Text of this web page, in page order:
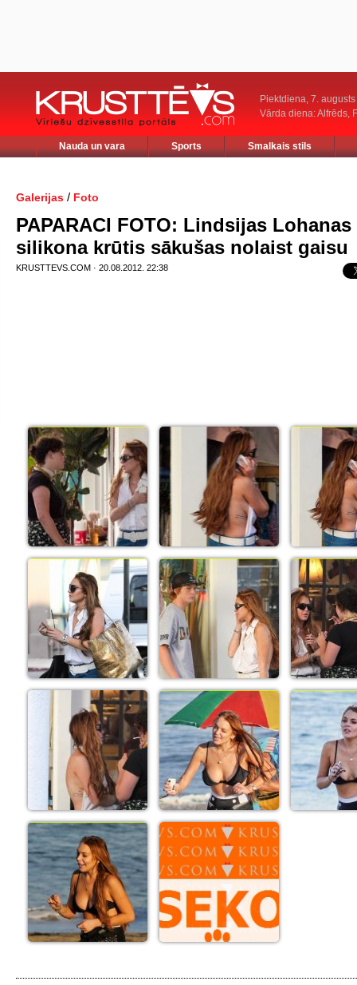
Piektdiena, 7. augusts
Vārda diena: Alfrēds,
Nauda un vara Sports Smalkais stils
Galerijas / Foto
PAPARACI FOTO: Lindsijas Lohanas
silikona krūtis sākušas nolaist gaisu
KRUSTTEVS.COM · 20.08.2012. 22:38